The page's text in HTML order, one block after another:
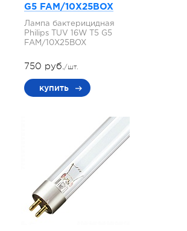
G5 FAM/10X25BOX
Лампа бактерицидная
Philips TUV 16W T5 G5
FAM/10X25BOX
750 руб./шт.
купить